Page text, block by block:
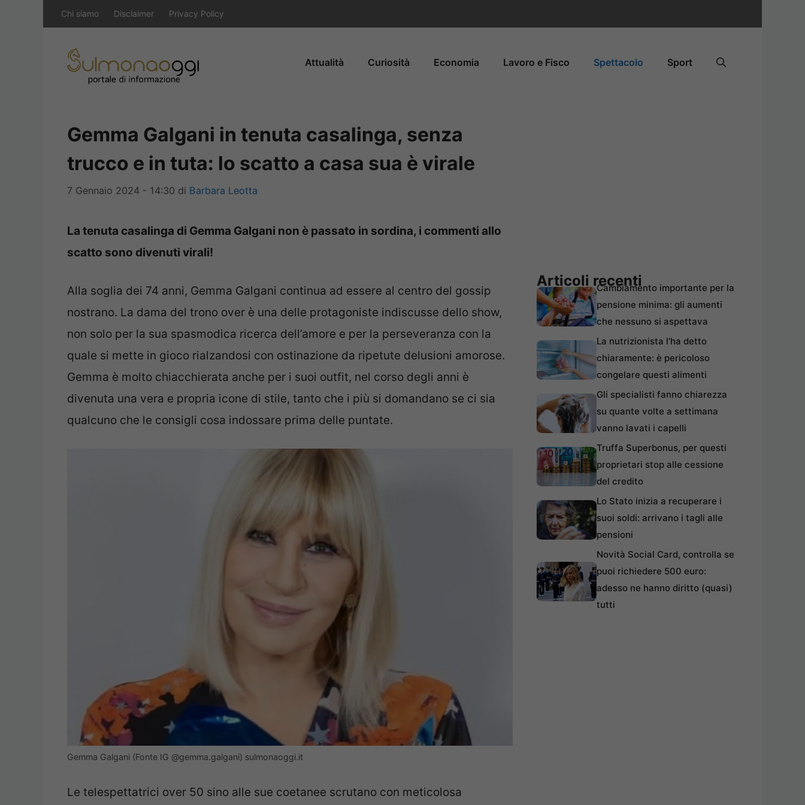
Chi siamo Disclaimer Privacy Policy
Attualità Curiosità Economia Lavoro e Fisco Spettacolo Sport
Gemma Galgani in tenuta casalinga, senza
trucco e in tuta: lo scatto a casa sua è virale
7 Gennaio 2024 - 14:30 di Barbara Leotta
La tenuta casalinga di Gemma Galgani non è passato in sordina, i commenti allo
scatto sono divenuti virali!
Alla soglia dei 74 anni, Gemma Galgani continua ad essere al centro del gossip
nostrano. La dama del trono over è una delle protagoniste indiscusse dello show,
non solo per la sua spasmodica ricerca dell’amore e per la perseveranza con la
quale si mette in gioco rialzandosi con ostinazione da ripetute delusioni amorose.
Gemma è molto chiacchierata anche per i suoi outfit, nel corso degli anni è
divenuta una vera e propria icone di stile, tanto che i più si domandano se ci sia
qualcuno che le consigli cosa indossare prima delle puntate.
Gemma Galgani (Fonte IG @gemma.galgani) sulmonaoggi.it
Le telespettatrici over 50 sino alle sue coetanee scrutano con meticolosa
Articoli recentiCambiamento importante per la
pensione minima: gli aumenti
che nessuno si aspettava
La nutrizionista l’ha detto
chiaramente: è pericoloso
congelare questi alimenti
Gli specialisti fanno chiarezza
su quante volte a settimana
vanno lavati i capelli
Truffa Superbonus, per questi
proprietari stop alle cessione
del credito
Lo Stato inizia a recuperare i
suoi soldi: arrivano i tagli alle
pensioni
Novità Social Card, controlla se
puoi richiedere 500 euro:
adesso ne hanno diritto (quasi)
tutti